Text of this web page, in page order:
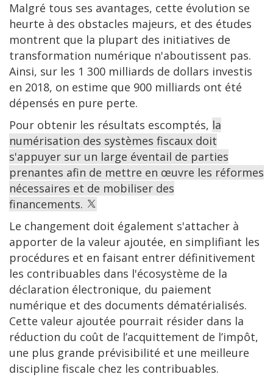
Malgré tous ses avantages, cette évolution se
heurte à des obstacles majeurs, et des études
montrent que la plupart des initiatives de
transformation numérique n'aboutissent pas.
Ainsi, sur les 1 300 milliards de dollars investis
en 2018, on estime que 900 milliards ont été
dépensés en pure perte.
Pour obtenir les résultats escomptés, la
numérisation des systèmes fiscaux doit
s'appuyer sur un large éventail de parties
prenantes afin de mettre en œuvre les réformes
nécessaires et de mobiliser des
financements.
Le changement doit également s'attacher à
apporter de la valeur ajoutée, en simplifiant les
procédures et en faisant entrer définitivement
les contribuables dans l'écosystème de la
déclaration électronique, du paiement
numérique et des documents dématérialisés.
Cette valeur ajoutée pourrait résider dans la
réduction du coût de l’acquittement de l’impôt,
une plus grande prévisibilité et une meilleure
discipline fiscale chez les contribuables.